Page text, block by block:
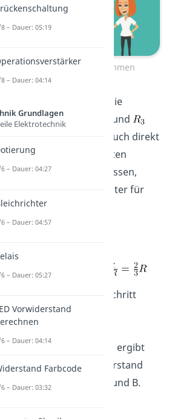
Innenwiderstand bestimmen
fassen wir zunächst die
von
und
Du könntest auch direkt
drei parallel geschalteten
zusammenfassen,
können wir später für
Bestimmung der
nächsten und letzten Schritt
wir die parallelen
Die Rechnung ergibt
. Das ist der Ersatzwiderstand
den Klemmen A und B.
– Dauer: 05:19
– Dauer: 04:14
Grundlagen
Elektrotechnik
– Dauer: 04:27
– Dauer: 04:57
– Dauer: 05:27
Vorwiderstand
– Dauer: 04:14
Farbcode
– Dauer: 03:32